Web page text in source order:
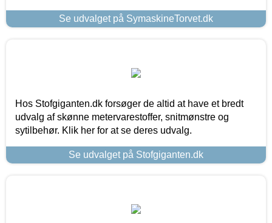
Se udvalget på SymaskineTorvet.dk
Hos Stofgiganten.dk forsøger de altid at have et bredt
udvalg af skønne metervarestoffer, snitmønstre og
sytilbehør. Klik her for at se deres udvalg.
Se udvalget på Stofgiganten.dk